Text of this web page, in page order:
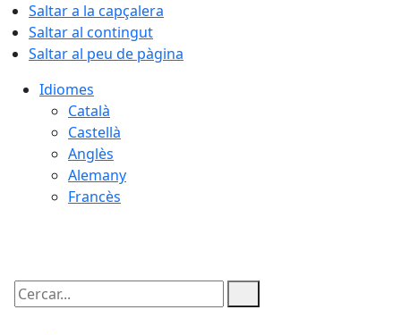
Saltar a la capçalera
Saltar al contingut
Saltar al peu de pàgina
Idiomes
Català
Castellà
Anglès
Alemany
Francès
Cercar: